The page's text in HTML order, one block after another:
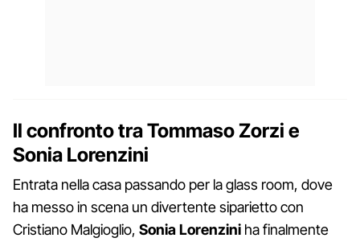
Il confronto tra Tommaso Zorzi e
Sonia Lorenzini
Entrata nella casa passando per la glass room, dove
ha messo in scena un divertente siparietto con
Cristiano Malgioglio, Sonia Lorenzini ha finalmente